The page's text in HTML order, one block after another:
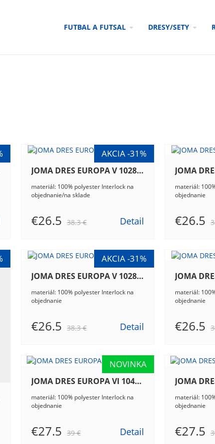
FUTBAL A FUTSAL DRESY/SETY
JOMA DRES EUROPA V 102838.201
materiál: 100% polyester Interlock na
objednanie/na sklade
€26.5 38.3 € Detail
materiál:
objednanie
€26.5
JOMA DRES EUROPA V 102838.702
materiál: 100% polyester Interlock na
objednanie
€26.5 38.3 € Detail
materiál:
objednanie
€26.5
JOMA DRES EUROPA VI 104375.201
materiál: 100% polyester Interlock na
objednanie
€27.5 39 € Detail
materiál:
objednanie
€27.5